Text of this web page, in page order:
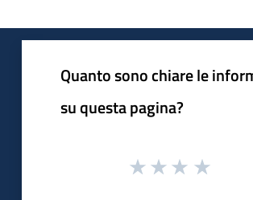
Quanto sono chiare le
su questa pagina?